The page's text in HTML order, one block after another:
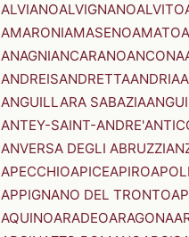
ALVIANOALVIGNANOALVITO
AMARONIAMASENOAMATO
ANAGNIANCARANOANCONA
ANDREISANDRETTAANDRIA
ANGUILLARA SABAZIA
ANTEY-SAINT-ANDRE'
ANVERSA DEGLI ABRUZZI
APECCHIOAPICEAPIRO
APPIGNANO DEL TRONTO
AQUINOARADEOARAGONA